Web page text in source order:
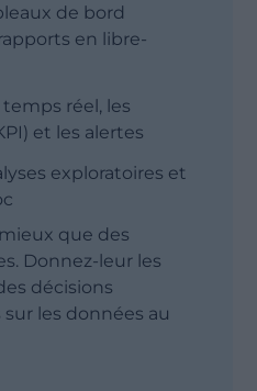
de bord
en libre-
réel, les
et les alertes
exploratoires et
que des
Donnez-leur les
décisions
les données au